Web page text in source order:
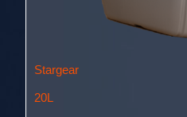
Stargear
20L